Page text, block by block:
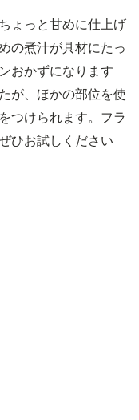
ょっと甘めに仕上げ
の煮汁が具材にたっ
おかずになります
が、ほかの部位を使
つけられます。フラ
ひお試しください